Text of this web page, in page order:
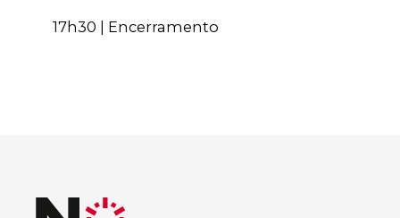
17h30 | Encerramento